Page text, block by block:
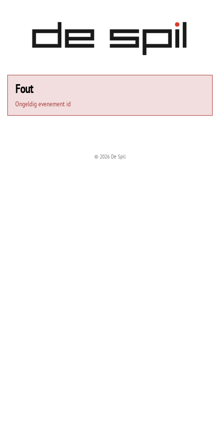
Fout
Ongeldig evenement id
© 2026 De Spil